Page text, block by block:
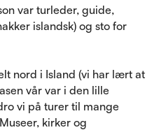
var turleder, guide,
islandsk) og sto for
nord i Island (vi har lært at
vår var i den lille
vi på turer til mange
kirker og